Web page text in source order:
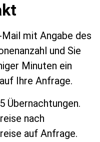
mit Angabe des
und Sie
Minuten ein
Ihre Anfrage.
Übernachtungen.
nach
auf Anfrage.